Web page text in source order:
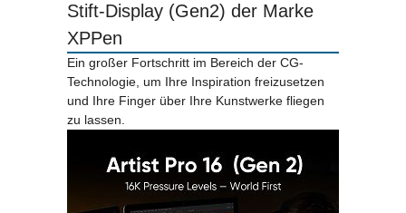
Stift-Display (Gen2) der Marke
XPPen
Ein großer Fortschritt im Bereich der CG-
Technologie, um Ihre Inspiration freizusetzen
und Ihre Finger über Ihre Kunstwerke fliegen
zu lassen.